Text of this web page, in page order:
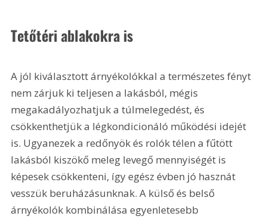
Tetőtéri ablakokra is
A jól kiválasztott árnyékolókkal a természetes fényt
nem zárjuk ki teljesen a lakásból, mégis
megakadályozhatjuk a túlmelegedést, és
csökkenthetjük a légkondicionáló működési idejét
is. Ugyanezek a redőnyök és rolók télen a fűtött
lakásból kiszökő meleg levegő mennyiségét is
képesek csökkenteni, így egész évben jó hasznát
vesszük beruházásunknak. A külső és belső
árnyékolók kombinálása egyenletesebb